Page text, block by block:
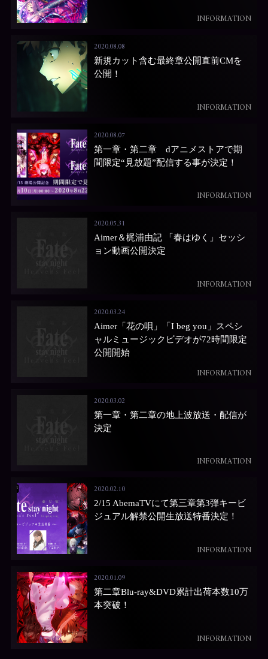
INFORMATION
2020.08.08
新規カット含む最終章公開直前CMを
公開！
INFORMATION
2020.08.07
第一章・第二章 dアニメストアで期
間限定“見放題”配信する事が決定！
INFORMATION
2020.05.31
Aimer＆梶浦由記 「春はゆく」セッシ
ョン動画公開決定
INFORMATION
2020.03.24
Aimer「花の唄」「I beg you」スペシ
ャルミュージックビデオが72時間限定
公開開始
INFORMATION
2020.03.02
第一章・第二章の地上波放送・配信が
決定
INFORMATION
2020.02.10
2/15 AbemaTVにて第三章第3弾キービ
ジュアル解禁公開生放送特番決定！
INFORMATION
2020.01.09
第二章Blu-ray&DVD累計出荷本数10万
本突破！
INFORMATION